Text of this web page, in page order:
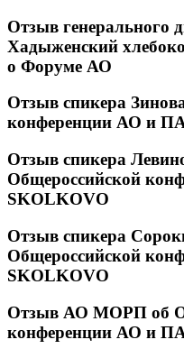
Отзыв генерального
Хадыженский
о Форуме АО
Отзыв спикера
конференции АО и
Отзыв спикера
Общероссийской
SKOLKOVO
Отзыв спикера
Общероссийской
SKOLKOVO
Отзыв АО МОРП об
конференции АО и